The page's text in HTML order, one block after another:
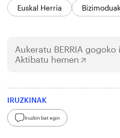
Euskal Herria
Bizimoduak
Aukeratu BERRIA gogoko
Aktibatu hemen
IRUZKINAK
Iruzkin bat egin